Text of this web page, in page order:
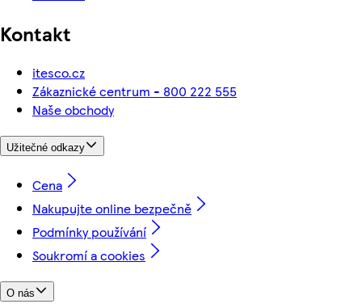
Kontakt
itesco.cz
Zákaznické centrum - 800 222 555
Naše obchody
Užitečné odkazy
Cena
Nakupujte online bezpečně
Podmínky používání
Soukromí a cookies
O nás